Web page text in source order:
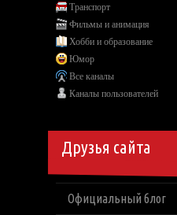
Транспорт
Фильмы и анимация
Хобби и образование
Юмор
Все каналы
Каналы пользователей
Друзья сайта
Официальный блог